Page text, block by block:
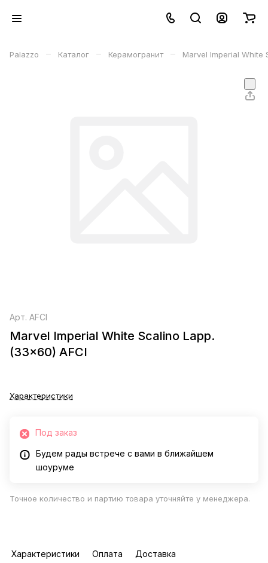
Palazzo – Каталог – Керамогранит – Marvel Imperial White
Арт. AFCI
Marvel Imperial White Scalino Lapp.
(33x60) AFCI
Характеристики
Под заказ
Будем рады встрече с вами в ближайшем
шоуруме
Точное количество и партию товара уточняйте у менеджера.
Характеристики Оплата Доставка